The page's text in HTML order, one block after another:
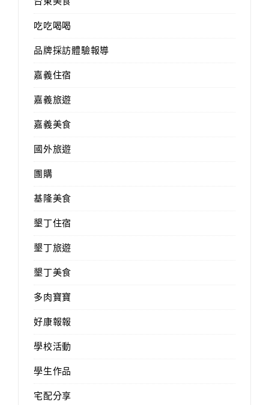
吃吃喝喝
品牌採訪體驗報導
嘉義住宿
嘉義旅遊
嘉義美食
國外旅遊
團購
基隆美食
墾丁住宿
墾丁旅遊
墾丁美食
多肉寶寶
好康報報
學校活動
學生作品
宅配分享